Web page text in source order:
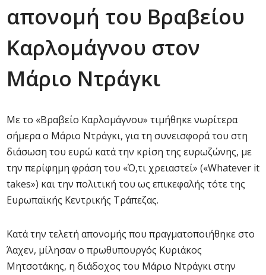
απονομή του Βραβείου
Καρλομάγνου στον
Μάριο Ντράγκι
Με το «Βραβείο Καρλομάγνου» τιμήθηκε νωρίτερα
σήμερα ο Μάριο Ντράγκι, για τη συνεισφορά του στη
διάσωση του ευρώ κατά την κρίση της ευρωζώνης, με
την περίφημη φράση του «Ό,τι χρειαστεί» («Whatever it
takes») και την πολιτική του ως επικεφαλής τότε της
Ευρωπαϊκής Κεντρικής Τράπεζας.
Κατά την τελετή απονομής που πραγματοποιήθηκε στο
Άαχεν, μίλησαν ο πρωθυπουργός Κυριάκος
Μητσοτάκης, η διάδοχος του Μάριο Ντράγκι στην